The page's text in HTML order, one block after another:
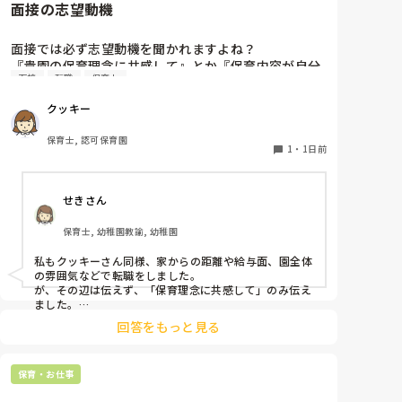
面接の志望動機
面接では必ず志望動機を聞かれますよね？
『貴園の保育理念に共感して』とか『保育内容が自分
に合ってると思いました』等々が多いかと思います
私自身、園の雰囲気とか園の規模、保育内容は勘案し
ますが正直なところ、家から通いやすいか、給与はど
うか…というところに重きを置いています
もちろんそんなことは話せませんが
た、本音はどうですか？
面接 転職 保育士
クッキー
保育士, 認可保育園
1 ・ 1日前
せきさん
保育士, 幼稚園教諭, 幼稚園
私もクッキーさん同様、家からの距離や給与面、園全体
の雰囲気などで転職をしました。
が、その辺は伝えず、「保育理念に共感して」のみ伝え
ました。
あとは、自分の長所や得意なことが活かせそうだと感じ
たと伝えました☺︎
回答をもっと見る
保育・お仕事